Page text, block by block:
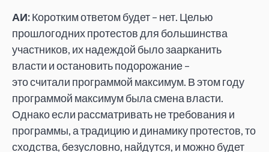
АИ:Коротким ответом будет – нет. Целью
прошлогодних протестов для большинства
участников, их надеждой было заарканить
власти и остановить подорожание –
это считали программой максимум. В этом году
программой максимум была смена власти.
Однако если рассматривать не требования и
программы, а традицию и динамику протестов, то
сходства, безусловно, найдутся, и можно будет